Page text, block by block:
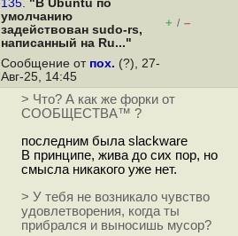
135. "В Ubuntu по
умолчанию
задействован sudo-rs,
написанный на Ru..."
+ / –
Сообщение от пох. (?), 27-
Авг-25, 14:45
> Что? А как же форки от
СООБЩЕСТВА™ ?
последним была slackware
В принципе, жива до сих пор, но
смысла никакого уже нет.
> У тебя не возникало чувство
удовлетворения, когда ты
прибрался и выносишь мусор?